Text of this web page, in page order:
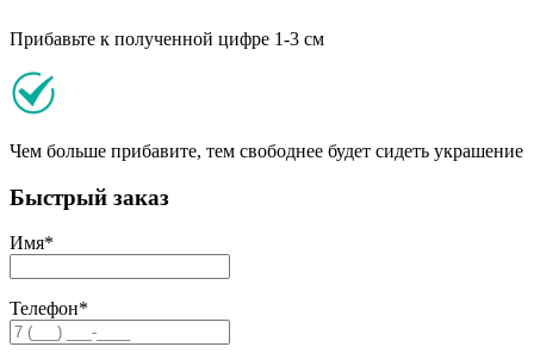
Прибавьте к полученной цифре 1-3 см
Чем больше прибавите, тем свободнее будет сидеть украшение
Быстрый заказ
Имя*
Телефон*